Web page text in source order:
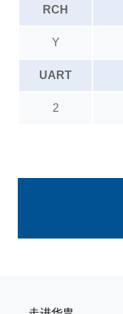
RCH
Y
UART
2